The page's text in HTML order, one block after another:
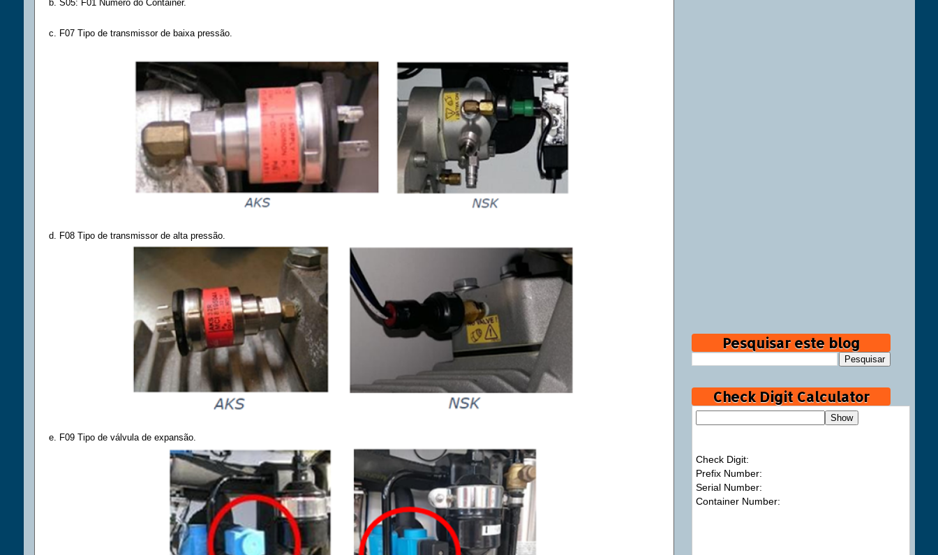
b. S05: F01 Numero do Container.
c. F07 Tipo de transmissor de baixa pressão.
d. F08 Tipo de transmissor de alta pressão.
e. F09 Tipo de válvula de expansão.
Pesquisar este blog
Check Digit Calculator
Check Digit:
Prefix Number:
Serial Number:
Container Number: